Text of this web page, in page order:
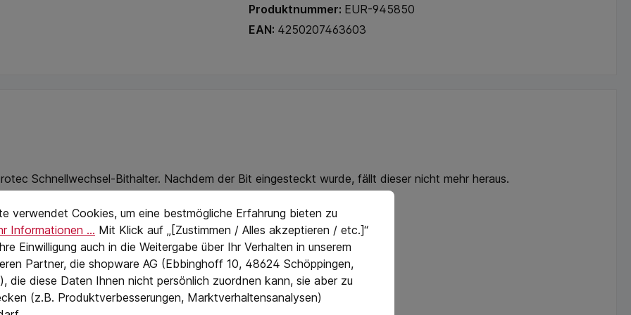
Produktnummer: EUR-945850
EAN: 4250207463603
Schnellwechsel-Bithalter. Nachdem der Bit eingesteckt wurde, fällt dieser nicht mehr heraus.
erfolgen. Der Bit wird mit einem Handgriff gewechselt.
verwendet Cookies, um eine bestmögliche Erfahrung bieten zu
Informationen ... Mit Klick auf „[Zustimmen / Alles akzeptieren / etc.]“
Einwilligung auch in die Weitergabe über Ihr Verhalten in unserem
Partner, die shopware AG (Ebbinghoff 10, 48624 Schöppingen,
die diese Daten Ihnen nicht persönlich zuordnen kann, sie aber zu
(z.B. Produktverbesserungen, Marktverhaltensanalysen)